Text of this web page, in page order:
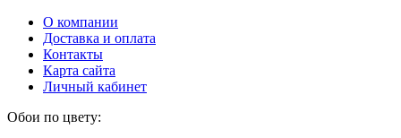
О компании
Доставка и оплата
Контакты
Карта сайта
Личный кабинет
Обои по цвету: